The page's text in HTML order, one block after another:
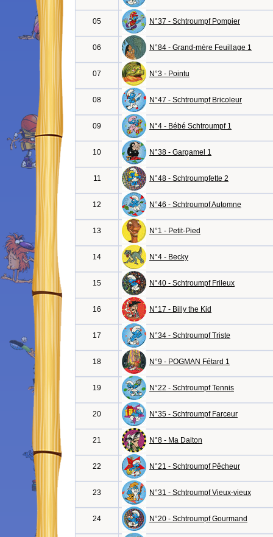
05 N°37 - Schtroumpf Pompier
06 N°84 - Grand-mère Feuillage 1
07 N°3 - Pointu
08 N°47 - Schtroumpf Bricoleur
09 N°4 - Bébé Schtroumpf 1
10 N°38 - Gargamel 1
11 N°48 - Schtroumpfette 2
12 N°46 - Schtroumpf Automne
13 N°1 - Petit-Pied
14 N°4 - Becky
15 N°40 - Schtroumpf Frileux
16 N°17 - Billy the Kid
17 N°34 - Schtroumpf Triste
18 N°9 - POGMAN Fétard 1
19 N°22 - Schtroumpf Tennis
20 N°35 - Schtroumpf Farceur
21 N°8 - Ma Dalton
22 N°21 - Schtroumpf Pêcheur
23 N°31 - Schtroumpf Vieux-vieux
24 N°20 - Schtroumpf Gourmand